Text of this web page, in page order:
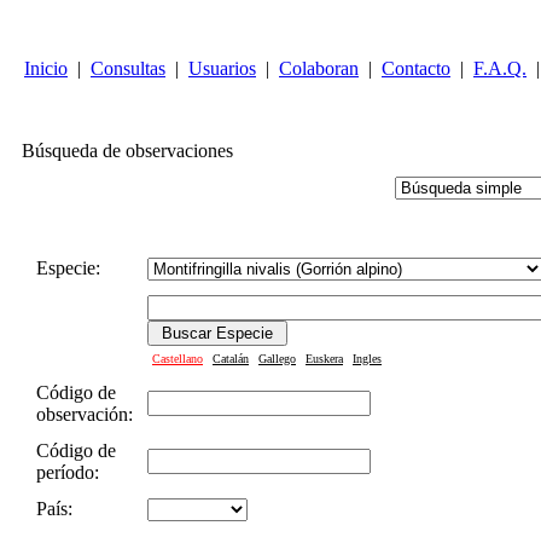
Inicio | Consultas | Usuarios | Colaboran | Contacto | F.A.Q. |
Búsqueda de observaciones
Especie:
Castellano Catalán Gallego Euskera Ingles
Código de
observación:
Código de
período:
País: